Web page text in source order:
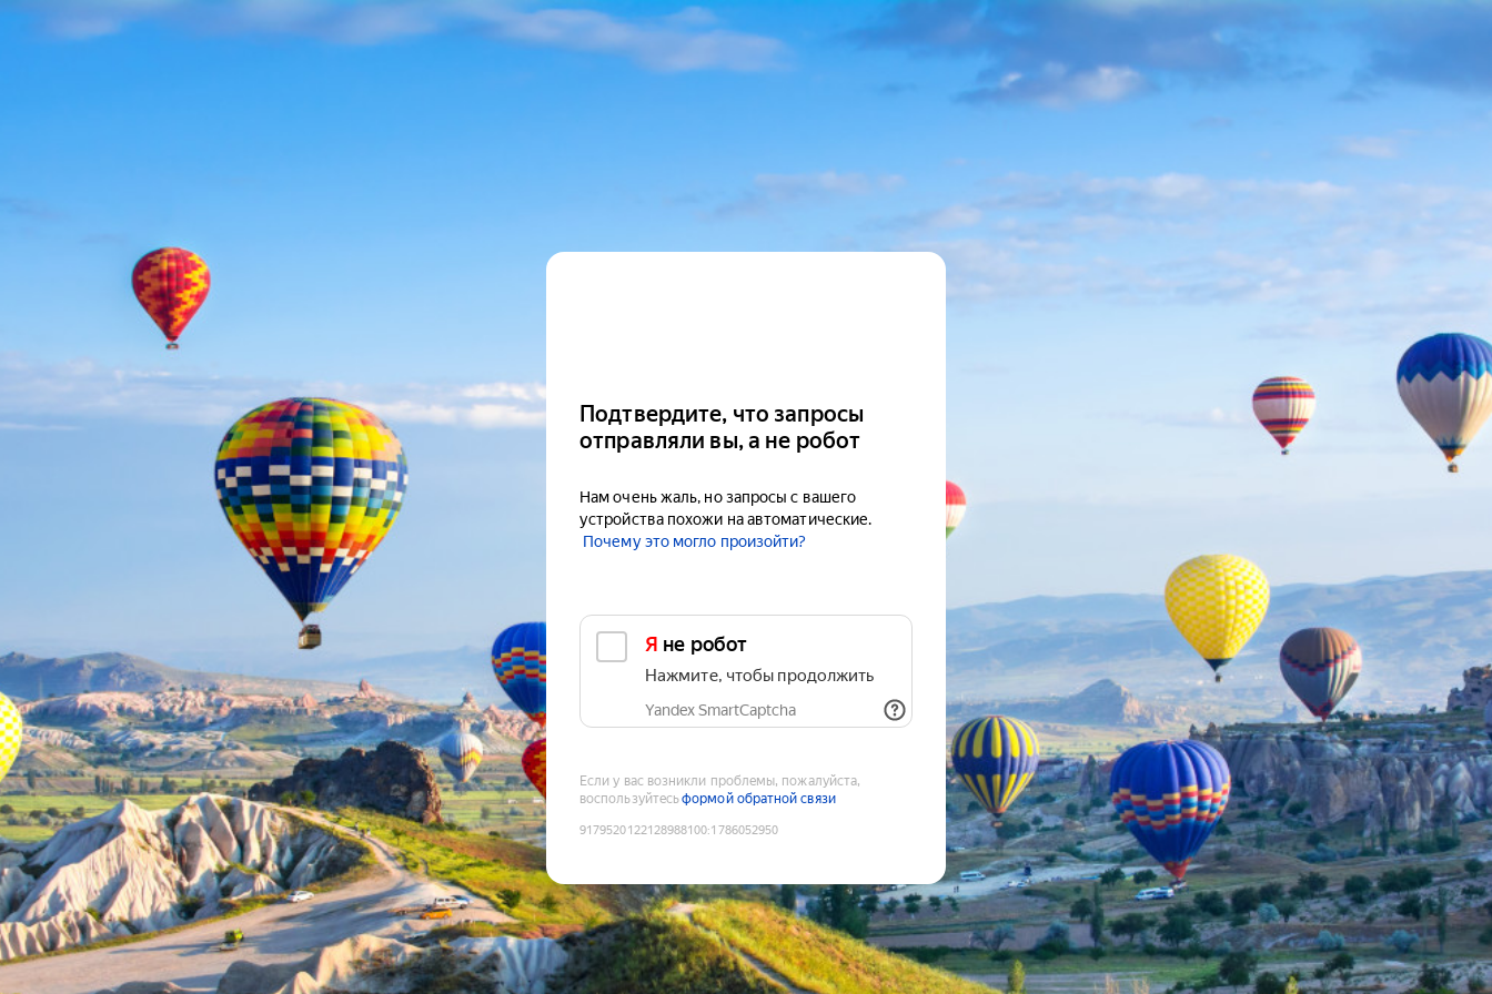
Подтвердите, что запросы
отправляли вы, а не робот
Нам очень жаль, но запросы с вашего
устройства похожи на автоматические.
Почему это могло произойти?
Я не робот
Нажмите, чтобы продолжить
Yandex SmartCaptcha
Если у вас возникли проблемы, пожалуйста,
воспользуйтесьформой обратной связи
9179520122128988100:1786052950